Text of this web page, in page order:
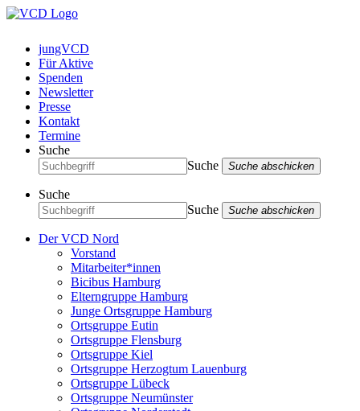
jungVCD
Für Aktive
Spenden
Newsletter
Presse
Kontakt
Termine
Suche
Suche
Suche abschicken
Suche
Suche
Suche abschicken
Der VCD Nord
Vorstand
Mitarbeiter*innen
Bicibus Hamburg
Elterngruppe Hamburg
Junge Ortsgruppe Hamburg
Ortsgruppe Eutin
Ortsgruppe Flensburg
Ortsgruppe Kiel
Ortsgruppe Herzogtum Lauenburg
Ortsgruppe Lübeck
Ortsgruppe Neumünster